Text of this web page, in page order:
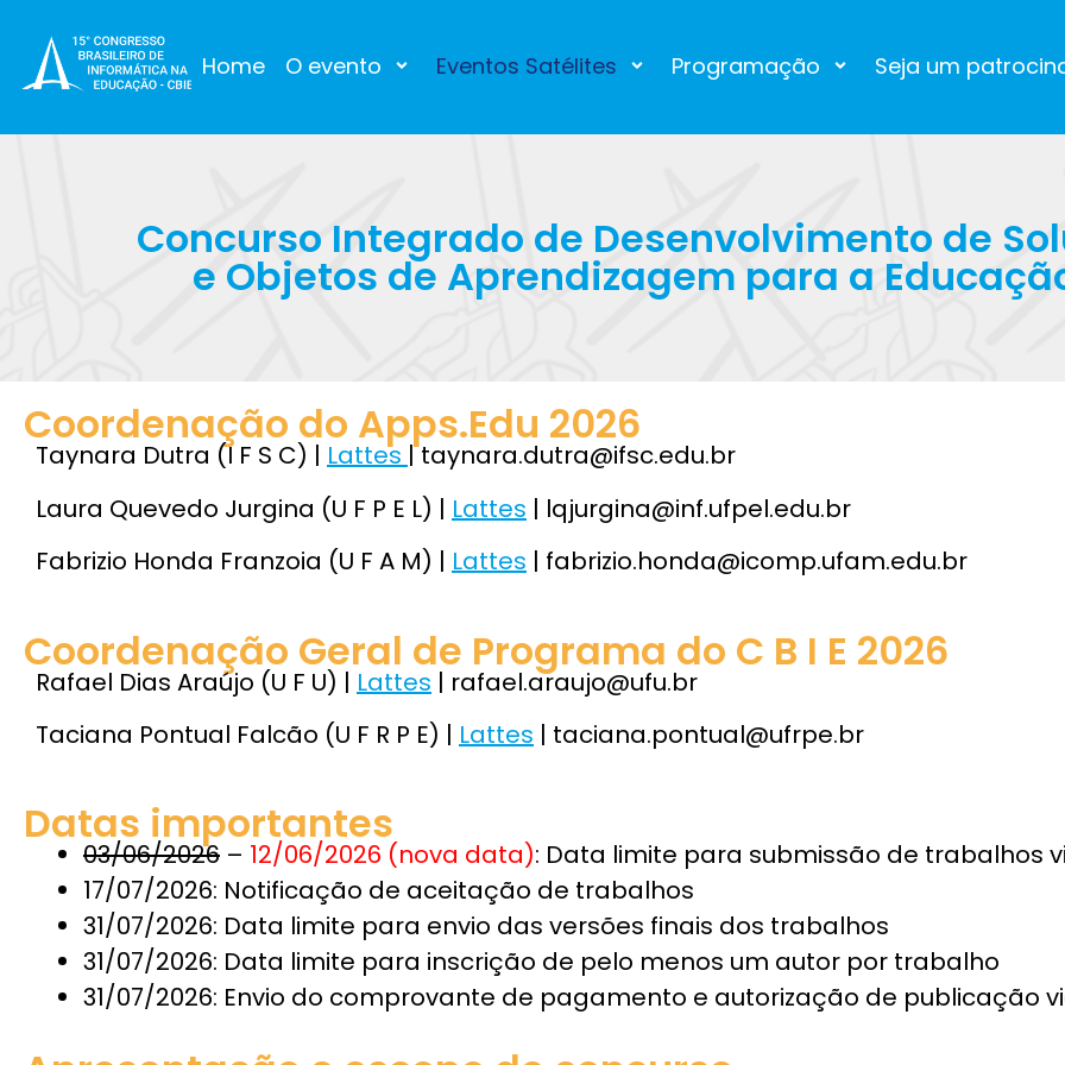
Home O evento Eventos Satélites Programação Seja um
Concurso Integrado de Desenvolvimento de
e Objetos de Aprendizagem para a
Coordenação do Apps.Edu 2026
Taynara Dutra (I F S C) | Lattes | taynara.dutra@ifsc.edu.br
Laura Quevedo Jurgina (U F P E L) | Lattes | lqjurgina@inf.ufpel.edu.br
Fabrizio Honda Franzoia (U F A M) | Lattes | fabrizio.honda@icomp.ufam.edu.br
Coordenação Geral de Programa do C B I E 2026
Rafael Dias Araújo (U F U) | Lattes | rafael.araujo@ufu.br
Taciana Pontual Falcão (U F R P E) | Lattes | taciana.pontual@ufrpe.br
Datas importantes
03/06/2026 – 12/06/2026 (nova data): Data limite para submissão de trabalhos
17/07/2026: Notificação de aceitação de trabalhos
31/07/2026: Data limite para envio das versões finais dos trabalhos
31/07/2026: Data limite para inscrição de pelo menos um autor por trabalho
31/07/2026: Envio do comprovante de pagamento e autorização de publicação